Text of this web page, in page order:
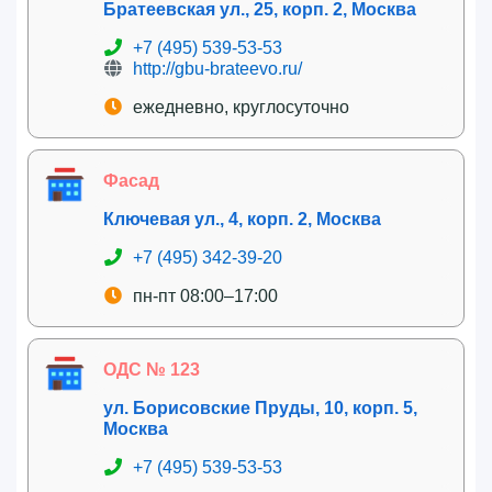
Братеевская ул., 25, корп. 2, Москва
+7 (495) 539-53-53
http://gbu-brateevo.ru/
ежедневно, круглосуточно
Фасад
Ключевая ул., 4, корп. 2, Москва
+7 (495) 342-39-20
пн-пт 08:00–17:00
ОДС № 123
ул. Борисовские Пруды, 10, корп. 5,
Москва
+7 (495) 539-53-53